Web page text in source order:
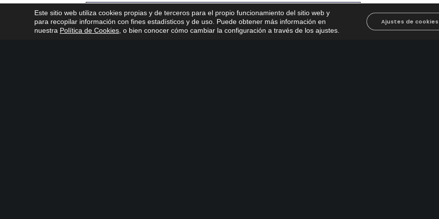
Este sitio web utiliza cookies propias y de terceros para el propio funcionamiento del sitio web y
para recopilar información con fines estadísticos y de uso. Puede obtener más información en
nuestra Política de Cookies , o bien conocer cómo cambiar la configuración a través de los ajustes
Ajustes de cookies